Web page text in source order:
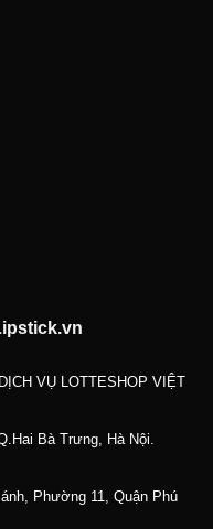
VỤ LOTTESHOP VIỆT
Bà Trưng, Hà Nội.
Phường 11, Quận Phú